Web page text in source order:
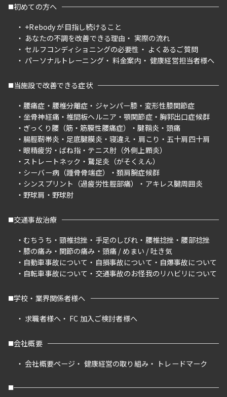
初めての方へ
+Rebody が目指し続けること
あなたの不調を改善できる理由
実際の流れ
セルフコンディショニングの必要性
よくあるご質問
パーソナルトレーニング
料金案内 健康経営担当者様へ
当施設で改善できる症状
腰痛症
腰椎分離症 ジャンパー膝
変形性膝関節症
坐骨神経痛
椎間板ヘルニア 顎関節症
胸郭出口症候群
ぎっくり腰（筋・筋膜性腰痛症）
腱鞘炎
頭痛
腸脛靭帯炎
足底腱膜炎 寝違え 肩こり
五十肩四十肩
眼精疲労
ばね指
テニス肘（外側上顆炎）
ストレートネック
鵞足炎（がそくえん）
シーバー病（踵骨骨端症）
頚肩腕症候群
シンスプリント（過疲労性脛部痛）
アキレス腱周囲炎
野球肩
野球肘
交通事故治療
むちうち
頸椎捻挫 手足のしびれ 腰椎捻挫
腰部捻挫
膝の痛み
関節の痛み
頭痛 / めまい / 吐き気
自動車事故について
自損事故について
自爆事故について
自転車事故について
交通事故のお怪我のリハビリについて
学校・業界関係者様へ
求職者様へ
FC 加入ご検討者様へ
会社概要
会社概要ページ
健康経営の取り組み トレードマーク